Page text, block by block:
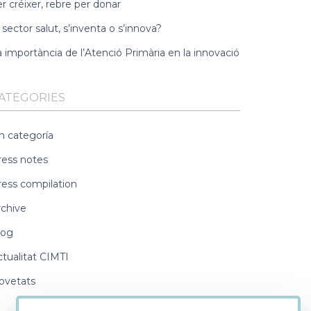
créixer, rebre per donar
sector salut, s’inventa o s’innova?
importància de l’Atenció Primària en la innovació
categoría
notes
compilation
CIMTI